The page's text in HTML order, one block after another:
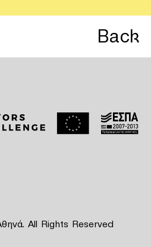
Back
All Rights Reserved